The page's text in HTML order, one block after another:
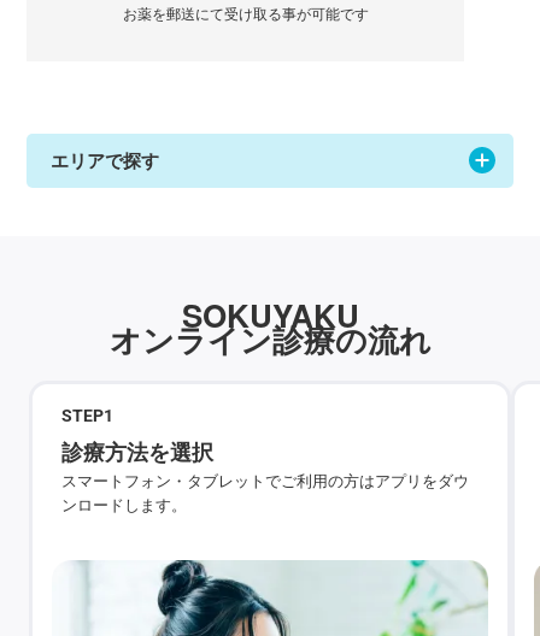
お薬を郵送にて受け取る事が可能です
エリアで探す
SOKUYAKU
オンライン診療の流れ
STEP1
診療方法を選択
スマートフォン・タブレットでご利用の方はアプリをダウ
ンロードします。